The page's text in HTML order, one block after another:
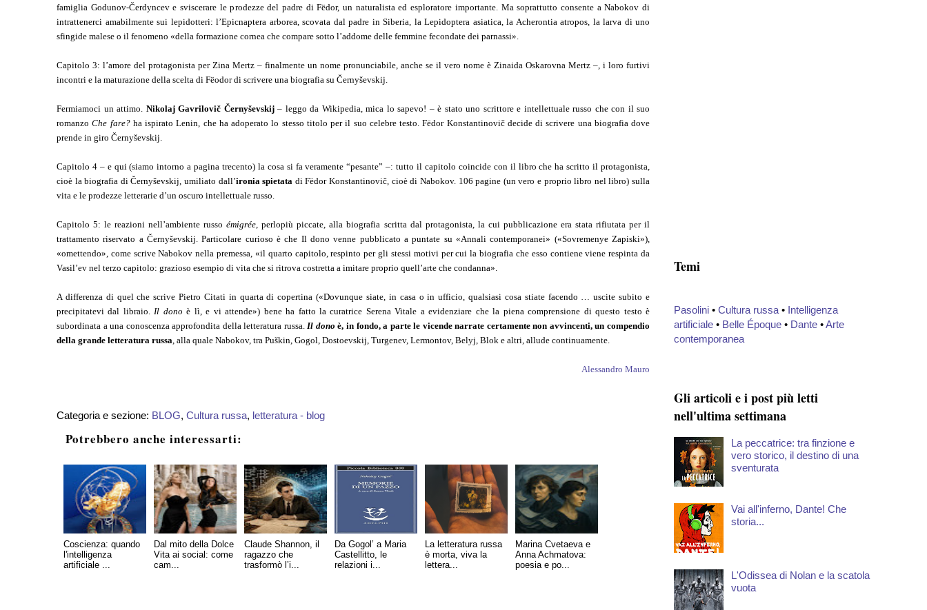
famiglia Godunov-Čerdyncev e sviscerare le prodezze del padre di Fëdor, un naturalista ed esploratore importante. Ma soprattutto consente a Nabokov di
intrattenerci amabilmente sui lepidotteri: l’Epicnaptera arborea, scovata dal padre in Siberia, la Lepidoptera asiatica, la Acherontia atropos, la larva di uno
sfingide malese o il fenomeno «della formazione cornea che compare sotto l’addome delle femmine fecondate dei parnassi».
Capitolo 3: l’amore del protagonista per Zina Mertz – finalmente un nome pronunciabile, anche se il vero nome è Zinaida Oskarovna Mertz –, i loro furtivi
incontri e la maturazione della scelta di Fëodor di scrivere una biografia su Černyševskij.
Fermiamoci un attimo. Nikolaj Gavrilovič Černyševskij– leggo da Wikipedia, mica lo sapevo! – è stato uno scrittore e intellettuale russo che con il suo
romanzoChe fare?ha ispirato Lenin, che ha adoperato lo stesso titolo per il suo celebre testo. Fëdor Konstantinovič decide di scrivere una biografia dove
prende in giro Černyševskij.
Capitolo 4 – e qui (siamo intorno a pagina trecento) la cosa si fa veramente “pesante” –: tutto il capitolo coincide con il libro che ha scritto il protagonista,
cioè la biografia di Černyševskij, umiliato dall’ironia spietata di Fëdor Konstantinovič, cioè di Nabokov. 106 pagine (un vero e proprio libro nel libro) sulla
vita e le prodezze letterarie d’un oscuro intellettuale russo.
Capitolo 5: le reazioni nell’ambiente russoémigrée , perlopiù piccate, alla biografia scritta dal protagonista, la cui pubblicazione era stata rifiutata per il
trattamento riservato a Černyševskij. Particolare curioso è che Il dono venne pubblicato a puntate su «Annali contemporanei» («Sovremenye Zapiski»),
«omettendo», come scrive Nabokov nella premessa, «il quarto capitolo, respinto per gli stessi motivi per cui la biografia che esso contiene viene respinta da
Vasil’ev nel terzo capitolo: grazioso esempio di vita che si ritrova costretta a imitare proprio quell’arte che condanna».
A differenza di quel che scrive Pietro Citati in quarta di copertina («Dovunque siate, in casa o in ufficio, qualsiasi cosa stiate facendo … uscite subito e
precipitatevi dal libraio. Il dono è lì, e vi attende») bene ha fatto la curatrice Serena Vitale a evidenziare che la piena comprensione di questo testo è
subordinata a una conoscenza approfondita della letteratura russa. Il dono è, in fondo, a parte le vicende narrate certamente non avvincenti, un compendio
della grande letteratura russa , alla quale Nabokov, tra Puškin, Gogol, Dostoevskij, Turgenev, Lermontov, Belyj, Blok e altri, allude continuamente.
Alessandro Mauro
Categoria e sezione: BLOG, Cultura russa, letteratura - blog
Potrebbero anche interessarti:
Coscienza: quando
l'intelligenza
artificiale ...
Dal mito della Dolce
Vita ai social: come
cam...
Claude Shannon, il
ragazzo che
trasformò l’i...
Da Gogol’ a Maria
Castellitto, le
relazioni i...
La letteratura russa
è morta, viva la
lettera...
Marina Cvetaeva e
Anna Achmatova:
poesia e po...
Temi
Pasolini • Cultura russa • Intelligenza
artificiale • Belle Époque • Dante •Arte
contemporanea
Gli articoli e i post più letti
nell'ultima settimana
La peccatrice: tra finzione e
vero storico, il destino di una
sventurata
Vai all'inferno, Dante! Che
storia...
L'Odissea di Nolan e la scatola
vuota